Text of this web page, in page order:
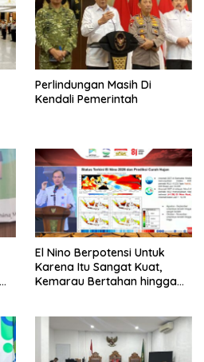
Perlindungan Masih Di
Kendali Pemerintah
El Nino Berpotensi Untuk
Karena Itu Sangat Kuat,
Kemarau Bertahan hingga